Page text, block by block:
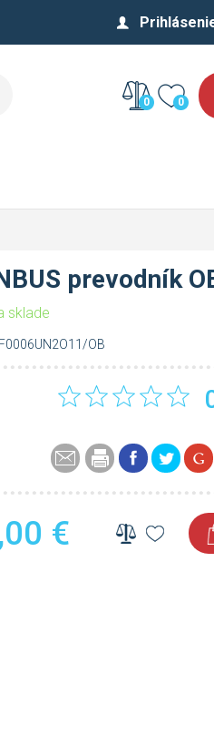
0 0
prevodník
sklade
OB
€